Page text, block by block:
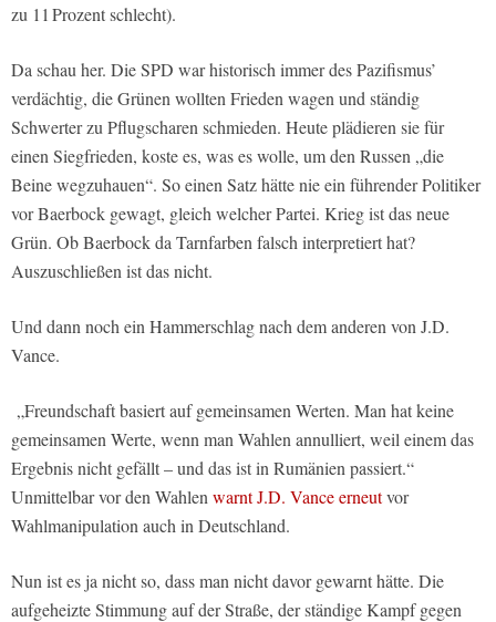
zu 11 Prozent schlecht).
Da schau her. Die SPD war historisch immer des Pazifismus’
verdächtig, die Grünen wollten Frieden wagen und ständig
Schwerter zu Pflugscharen schmieden. Heute plädieren sie für
einen Siegfrieden, koste es, was es wolle, um den Russen „die
Beine wegzuhauen“. So einen Satz hätte nie ein führender Politiker
vor Baerbock gewagt, gleich welcher Partei. Krieg ist das neue
Grün. Ob Baerbock da Tarnfarben falsch interpretiert hat?
Auszuschließen ist das nicht.
Und dann noch ein Hammerschlag nach dem anderen von J.D.
Vance.
„Freundschaft basiert auf gemeinsamen Werten. Man hat keine
gemeinsamen Werte, wenn man Wahlen annulliert, weil einem das
Ergebnis nicht gefällt – und das ist in Rumänien passiert.“
Unmittelbar vor den Wahlen warnt J.D. Vance erneutvor
Wahlmanipulation auch in Deutschland.
Nun ist es ja nicht so, dass man nicht davor gewarnt hätte. Die
aufgeheizte Stimmung auf der Straße, der ständige Kampf gegen